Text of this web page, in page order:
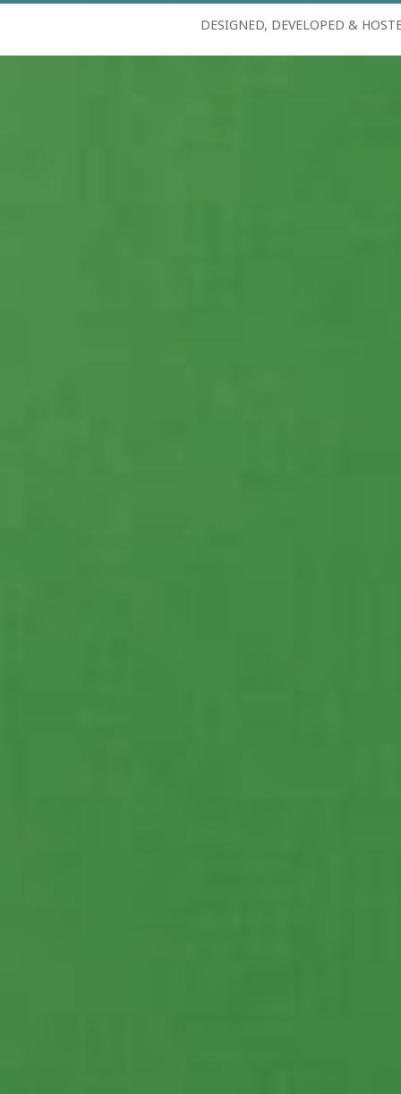
DESIGNED, DEVELOPED &